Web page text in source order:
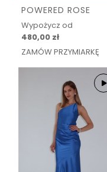
POWERED ROSE
Wypożycz od
480,00 zł
ZAMÓW PRZYMIARKĘ